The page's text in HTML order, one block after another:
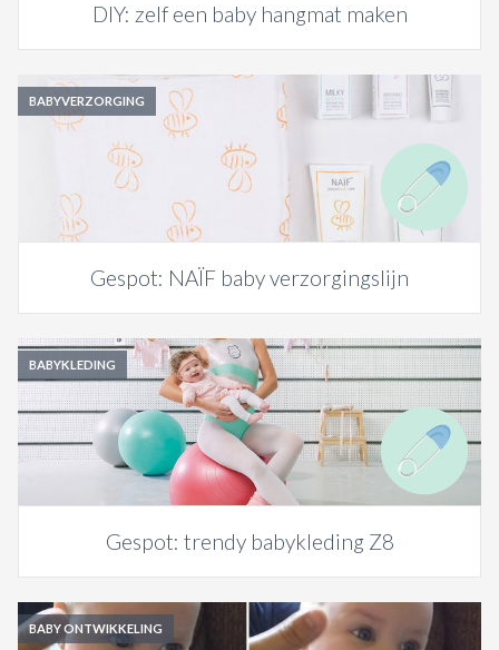
DIY: zelf een baby hangmat maken
BABYVERZORGING
Gespot: NAÏF baby verzorgingslijn
BABYKLEDING
Gespot: trendy babykleding Z8
BABY ONTWIKKELING